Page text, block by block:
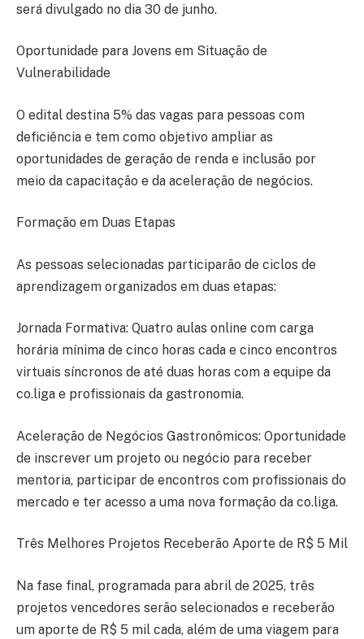
será divulgado no dia 30 de junho.
Oportunidade para Jovens em Situação de
Vulnerabilidade
O edital destina 5% das vagas para pessoas com
deficiência e tem como objetivo ampliar as
oportunidades de geração de renda e inclusão por
meio da capacitação e da aceleração de negócios.
Formação em Duas Etapas
As pessoas selecionadas participarão de ciclos de
aprendizagem organizados em duas etapas:
Jornada Formativa: Quatro aulas online com carga
horária mínima de cinco horas cada e cinco encontros
virtuais síncronos de até duas horas com a equipe da
co.liga e profissionais da gastronomia.
Aceleração de Negócios Gastronômicos: Oportunidade
de inscrever um projeto ou negócio para receber
mentoria, participar de encontros com profissionais do
mercado e ter acesso a uma nova formação da co.liga.
Três Melhores Projetos Receberão Aporte de R$ 5 Mil
Na fase final, programada para abril de 2025, três
projetos vencedores serão selecionados e receberão
um aporte de R$ 5 mil cada, além de uma viagem para